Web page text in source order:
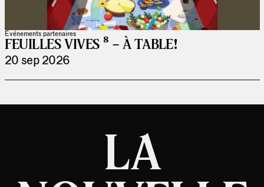
Événements partenaires
FEUILLES VIVES ⁸ – À TABLE!
20 sep 2026
LA